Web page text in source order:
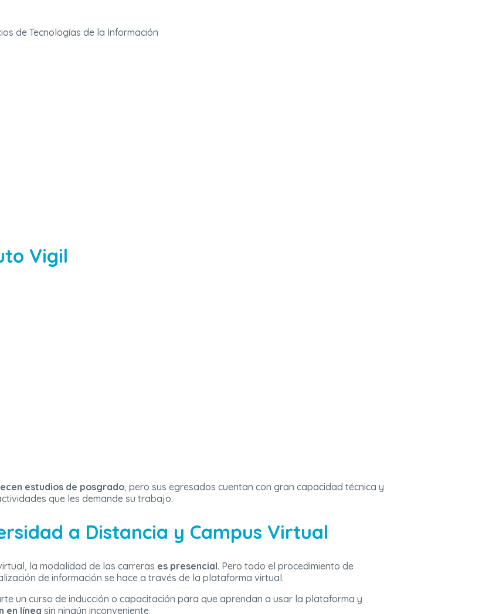
de Tecnologías de la Información
Vigil
estudios de posgrado, pero sus egresados cuentan con gran capacidad técnica y
que les demande su trabajo.
a Distancia y Campus Virtual
la modalidad de las carreras es presencial. Pero todo el procedimiento de
de información se hace a través de la plataforma virtual.
un curso de inducción o capacitación para que aprendan a usar la plataforma y
en línea sin ningún inconveniente.